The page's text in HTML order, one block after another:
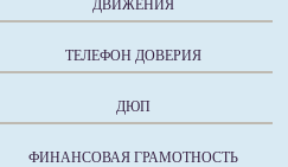
ДВИЖЕНИЯ
ТЕЛЕФОН ДОВЕРИЯ
ДЮП
ФИНАНСОВАЯ ГРАМОТНОСТЬ